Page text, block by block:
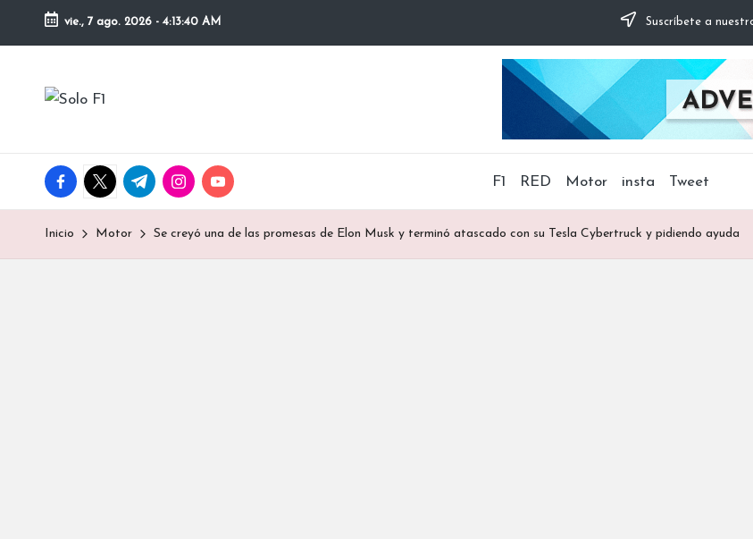
Saltar
contenido
vie., 7 ago. 2026 - 4:13:40 AM Suscríbete a
S
l
o
F
Para
la
F1
facebook.com
twitter.com
t.me instagram.com
youtube.com F1 RED Motor insta Tweet
Inicio Motor Se creyó una de las promesas de Elon Musk y terminó atascado con su Tesla Cybertruck y pidiendo ayuda